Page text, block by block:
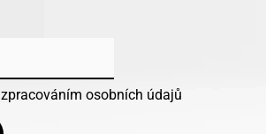
zpracováním osobních údajů